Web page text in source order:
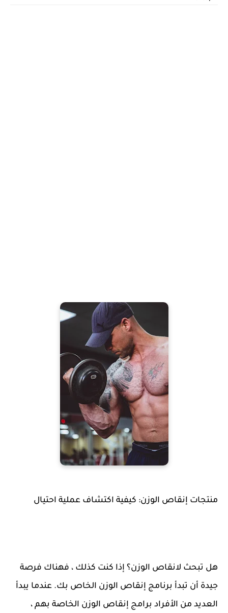
منتجات إنقاص الوزن: كيفية اكتشاف عملية احتيال
هل تبحث لانقاص الوزن؟ إذا كنت كذلك ، فهناك فرصة
جيدة أن تبدأ برنامج إنقاص الوزن الخاص بك. عندما يبدأ
العديد من الأفراد برامج إنقاص الوزن الخاصة بهم ،